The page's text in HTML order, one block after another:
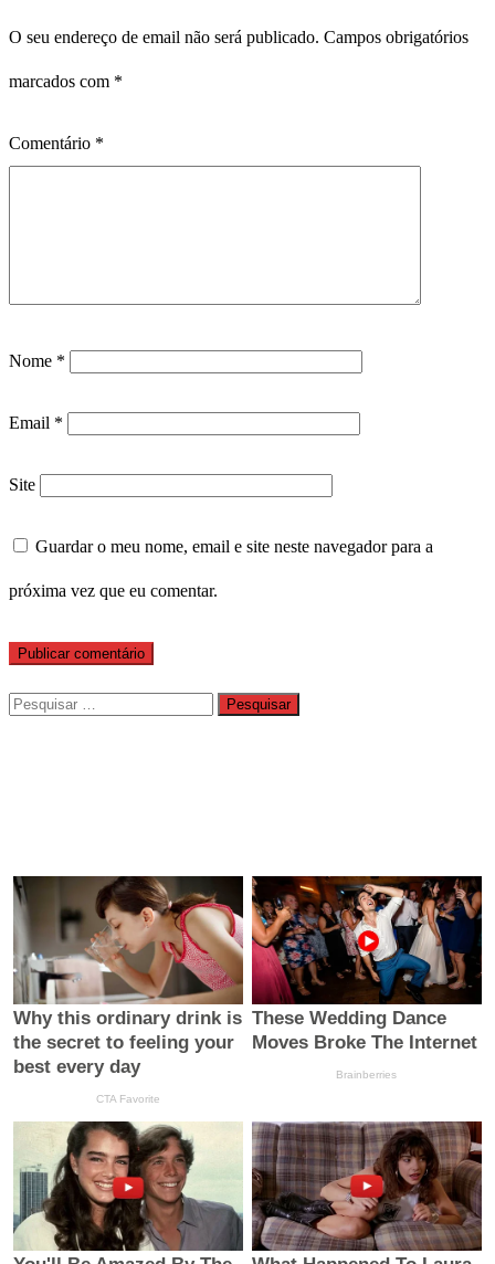
O seu endereço de email não será publicado. Campos obrigatórios
marcados com *
Comentário *
Nome *
Email *
Site
Guardar o meu nome, email e site neste navegador para a
próxima vez que eu comentar.
Pesquisar
por: